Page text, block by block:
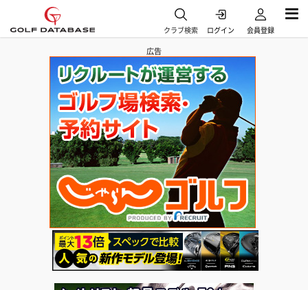
クラブ検索 ログイン 会員登録
広告